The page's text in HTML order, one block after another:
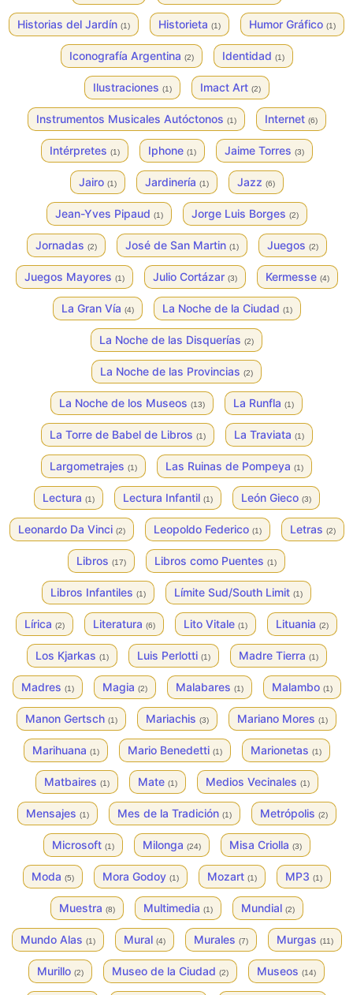
Historias del Jardín (1) Historieta (1) Humor Gráfico (1)
Iconografía Argentina (2) Identidad (1)
Ilustraciones (1) Imact Art (2)
Instrumentos Musicales Autóctonos (1) Internet (6)
Intérpretes (1) Iphone (1) Jaime Torres (3)
Jairo (1) Jardinería (1) Jazz (6)
Jean-Yves Pipaud (1) Jorge Luis Borges (2)
Jornadas (2) José de San Martin (1) Juegos (2)
Juegos Mayores (1) Julio Cortázar (3) Kermesse (4)
La Gran Vía (4) La Noche de la Ciudad (1)
La Noche de las Disquerías (2)
La Noche de las Provincias (2)
La Noche de los Museos (13) La Runfla (1)
La Torre de Babel de Libros (1) La Traviata (1)
Largometrajes (1) Las Ruinas de Pompeya (1)
Lectura (1) Lectura Infantil (1) León Gieco (3)
Leonardo Da Vinci (2) Leopoldo Federico (1) Letras (2)
Libros (17) Libros como Puentes (1)
Libros Infantiles (1) Límite Sud/South Limit (1)
Lírica (2) Literatura (6) Lito Vitale (1) Lituania (2)
Los Kjarkas (1) Luis Perlotti (1) Madre Tierra (1)
Madres (1) Magia (2) Malabares (1) Malambo (1)
Manon Gertsch (1) Mariachis (3) Mariano Mores (1)
Marihuana (1) Mario Benedetti (1) Marionetas (1)
Matbaires (1) Mate (1) Medios Vecinales (1)
Mensajes (1) Mes de la Tradición (1) Metrópolis (2)
Microsoft (1) Milonga (24) Misa Criolla (3)
Moda (5) Mora Godoy (1) Mozart (1) MP3 (1)
Muestra (8) Multimedia (1) Mundial (2)
Mundo Alas (1) Mural (4) Murales (7) Murgas (11)
Murillo (2) Museo de la Ciudad (2) Museos (14)